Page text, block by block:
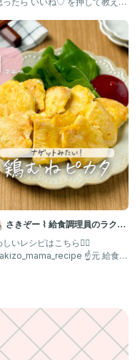
さきぞー ⌇ 給食調理員のラクう
ま幼児食
しいレシピはこちら💁‍♀️
☝️元 給食の